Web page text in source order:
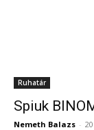
Ruhatár
Spiuk
Nemeth Balazs -